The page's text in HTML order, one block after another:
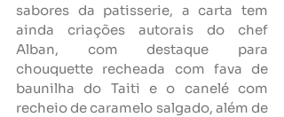
sabores da patisserie, a carta tem
ainda criações autorais do chef
Alban, com destaque para
chouquette recheada com fava de
baunilha do Taiti e o canelé com
recheio de caramelo salgado, além de